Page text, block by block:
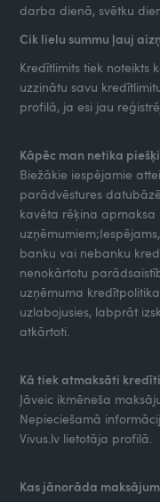
darba dienā, svētku
Cik lielu summu ļauj
Kredītlimits tiek noteikts
uzzinātu savu
profilā, ja esi jau
Kāpēc man netika
Biežākie iespējamie
parādvēstures
kavēta rēķina apmaksa
banku vai nebanku
nenokārtotu
uzņēmuma
uzlabojusies, labprāt
atkārtoti.
Kā tiek atmaksāti
Jāveic ikmēneša
Nepieciešamā
Vivus.lv lietotāja profilā.
Kas jānorāda